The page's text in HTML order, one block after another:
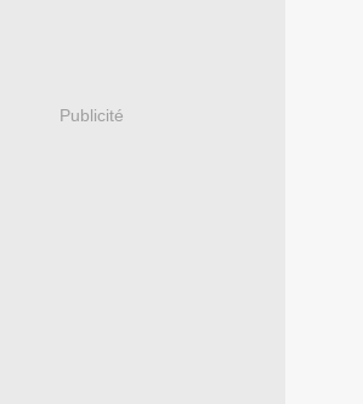
Publicité